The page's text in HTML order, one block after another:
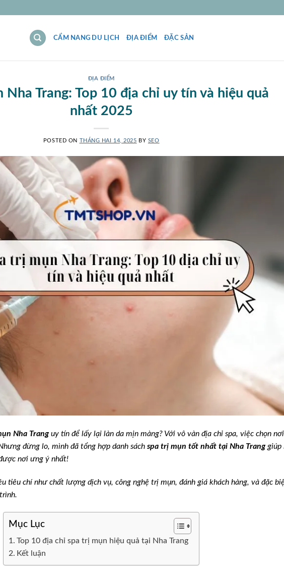
CẨM NANG DU LỊCH ĐỊA ĐIỂM ĐẶC SẢN
ĐỊA ĐIỂM
Nha Trang: Top 10 địa chỉ uy tín và hiệu quả
nhất 2025
POSTED ON THÁNG HAI 14, 2025 BY SEO
Nha Tranguy tín để lấy lại làn da mịn màng? Với vô vàn địa chỉ spa, việc chọn nơi
đừng lo, mình đã tổng hợp danh sách spa trị mụn tốt nhất tại Nha Tranggiúp
nơi ưng ý nhất!
tiêu chí như chất lượng dịch vụ, công nghệ trị mụn, đánh giá khách hàng, và đặc
Mục Lục
Top 10 địa chỉ spa trị mụn hiệu quả tại Nha Trang
Kết luận